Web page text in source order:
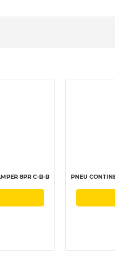
8PR C-B-B PNEU